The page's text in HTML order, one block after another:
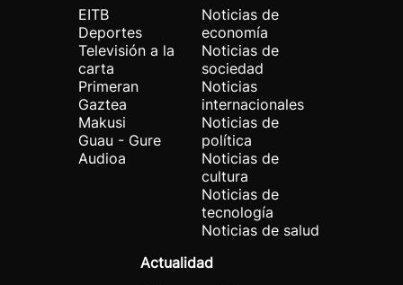
EITB
Deportes
Televisión a la
carta
Primeran
Gaztea
Makusi
Guau - Gure
Audioa
Noticias de
economía
Noticias de
sociedad
Noticias
internacionales
Noticias de
política
Noticias de
cultura
Noticias de
tecnología
Noticias de salud
Actualidad